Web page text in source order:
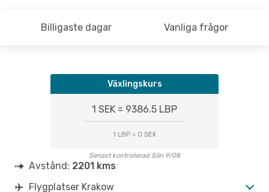
Billigaste dagar Vanliga frågor
Växlingskurs
1 SEK = 9386.5 LBP
1 LBP = 0 SEK
Senast kontrollerad Sön 9/08
Avstånd: 2201 kms
Flygplatser Krakow